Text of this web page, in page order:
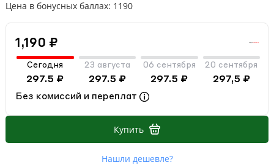
Цена в бонусных баллах: 1190
1,190 ₽
Сегодня
297.5 ₽
23 августа
297.5 ₽
06 сентября
297.5 ₽
20 сентября
297,5 ₽
Без комиссий и переплат
Купить
Нашли дешевле?